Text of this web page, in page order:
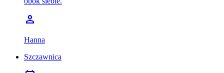
person
Hanna
Szczawnica